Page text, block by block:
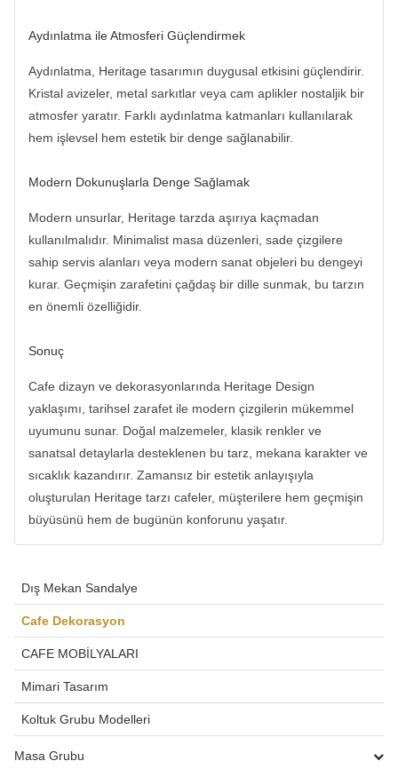
Aydınlatma ile Atmosferi Güçlendirmek
Aydınlatma, Heritage tasarımın duygusal etkisini güçlendirir.
Kristal avizeler, metal sarkıtlar veya cam aplikler nostaljik bir
atmosfer yaratır. Farklı aydınlatma katmanları kullanılarak
hem işlevsel hem estetik bir denge sağlanabilir.
Modern Dokunuşlarla Denge Sağlamak
Modern unsurlar, Heritage tarzda aşırıya kaçmadan
kullanılmalıdır. Minimalist masa düzenleri, sade çizgilere
sahip servis alanları veya modern sanat objeleri bu dengeyi
kurar. Geçmişin zarafetini çağdaş bir dille sunmak, bu tarzın
en önemli özelliğidir.
Sonuç
Cafe dizayn ve dekorasyonlarında Heritage Design
yaklaşımı, tarihsel zarafet ile modern çizgilerin mükemmel
uyumunu sunar. Doğal malzemeler, klasik renkler ve
sanatsal detaylarla desteklenen bu tarz, mekana karakter ve
sıcaklık kazandırır. Zamansız bir estetik anlayışıyla
oluşturulan Heritage tarzı cafeler, müşterilere hem geçmişin
büyüsünü hem de bugünün konforunu yaşatır.
Dış Mekan Sandalye
Cafe Dekorasyon
CAFE MOBİLYALARI
Mimari Tasarım
Koltuk Grubu Modelleri
Masa Grubu